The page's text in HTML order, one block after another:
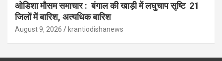
ओडिशा मौसम समाचार : बंगाल की खाड़ी में लघुचाप सृष्टि 21
जिलों में बारिश, अत्यधिक बारिश
August 9, 2026 krantiodishanews